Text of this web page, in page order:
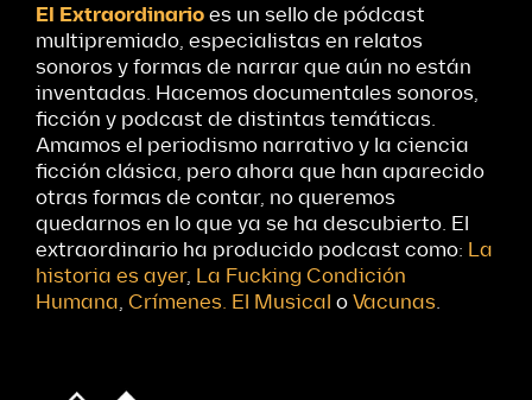
El Extraordinarioes un sello de pódcast
multipremiado, especialistas en relatos
sonoros y formas de narrar que aún no están
inventadas. Hacemos documentales sonoros,
ficción y podcast de distintas temáticas.
Amamos el periodismo narrativo y la ciencia
ficción clásica, pero ahora que han aparecido
otras formas de contar, no queremos
quedarnos en lo que ya se ha descubierto. El
extraordinario ha producido podcast como: La
historia es ayer, La Fucking Condición
Humana, Crímenes. El Musical oVacunas.